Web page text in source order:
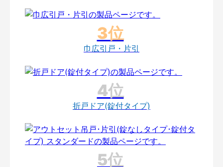
巾広引戸・片引
折戸ドア(錠付タイプ)